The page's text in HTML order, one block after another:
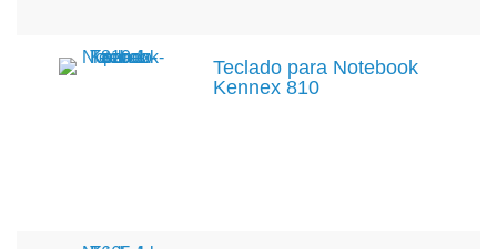
Teclado para Notebook
Kennex 810